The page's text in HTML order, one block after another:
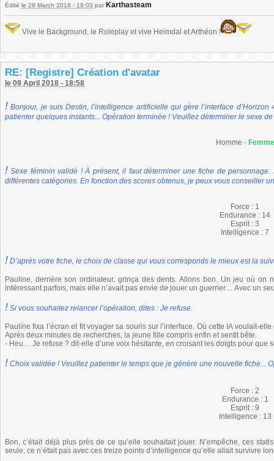
Édité le 28 March 2018 - 19:03 par Karthasteam
Vive le Background, le Roleplay et vive Heimdal et Arthéon !
RE: [Registre] Création d'avatar
le 09 April 2018 - 18:58
! Bonjour, je suis Destin, l’intelligence artificielle qui gère l’interface
patienter quelques instants... Opération terminée ! Veuillez déterminer le sexe
Homme - Femme
! Sexe féminin validé ! À présent, il faut déterminer une fiche de
différentes catégories. En fonction des scores obtenus, je peux vous conseiller
Force : 1
Endurance : 14
Esprit : 3
Intelligence : 7
! D’après votre fiche, le choix de classe qui vous corresponds le mieux est la
Pauline, derrière son ordinateur, grinça des dents. Allons bon. Un jeu où on
intéressant parfois, mais elle n’avait pas envie de jouer un guerrier… Avec un
! Si vous souhaitez relancer l’opération, dites : Je refuse.
Pauline fixa l’écran et fit voyager sa souris sur l’interface. Où cette IA voulait-
Après deux minutes de recherches, la jeune fille compris enfin et sentit bête.
- Heu… Je refuse ? dit-elle d’une voix hésitante, en croisant les doigts pour que
! Choix validée ! Veuillez patienter le temps que je génère une nouvelle fiche...
Force : 2
Endurance : 1
Esprit : 9
Intelligence : 13
Bon, c’était déjà plus près de ce qu’elle souhaitait jouer. N’empêche, ces
seule, ce n’était pas avec ces treize points d’intelligence qu’elle allait survivre